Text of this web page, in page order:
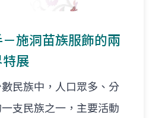
施洞苗族服飾的兩
展
民族中，人口眾多、分
支民族之一，主要活動